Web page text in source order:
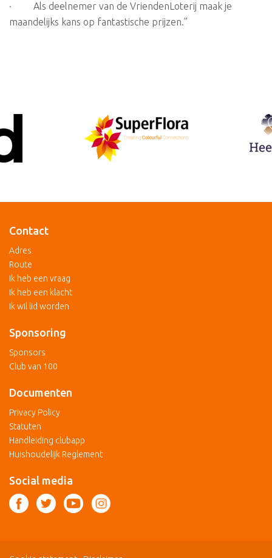
· Als deelnemer van de VriendenLoterij maak je
maandelijks kans op fantastische prijzen.”
Contact
Adres
Route
Ik heb een vraag
Ik heb een klacht
Ik wil lid worden
Sponsoring
Sponsors
Club van 100
Documenten
Privacy Policy
Statuten
Handleiding clubapp
Huishoudelijk Reglement
Social media